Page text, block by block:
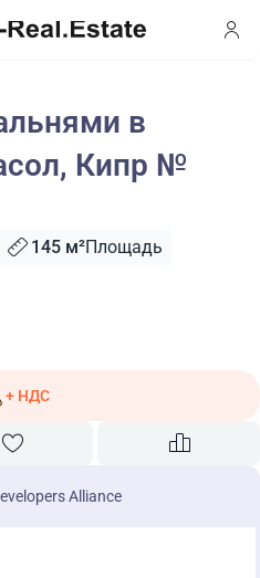
в
Кипр №
145 м²Площадь
+ НДС
Alliance